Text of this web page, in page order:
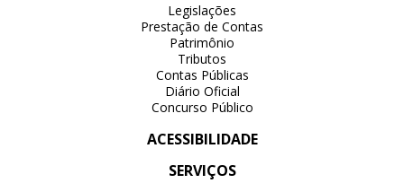
Legislações
Prestação de Contas
Patrimônio
Tributos
Contas Públicas
Diário Oficial
Concurso Público
ACESSIBILIDADE
SERVIÇOS